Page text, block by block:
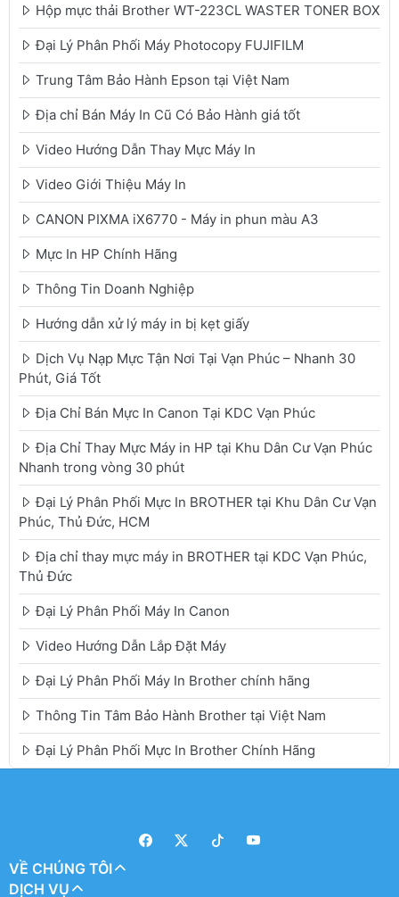
Hộp mực thải Brother WT-223CL WASTER TONER BOX
Đại Lý Phân Phối Máy Photocopy FUJIFILM
Trung Tâm Bảo Hành Epson tại Việt Nam
Địa chỉ Bán Máy In Cũ Có Bảo Hành giá tốt
Video Hướng Dẫn Thay Mực Máy In
Video Giới Thiệu Máy In
CANON PIXMA iX6770 - Máy in phun màu A3
Mực In HP Chính Hãng
Thông Tin Doanh Nghiệp
Hướng dẫn xử lý máy in bị kẹt giấy
Dịch Vụ Nạp Mực Tận Nơi Tại Vạn Phúc – Nhanh 30
Phút, Giá Tốt
Địa Chỉ Bán Mực In Canon Tại KDC Vạn Phúc
Địa Chỉ Thay Mực Máy in HP tại Khu Dân Cư Vạn Phúc
Nhanh trong vòng 30 phút
Đại Lý Phân Phối Mực In BROTHER tại Khu Dân Cư Vạn
Phúc, Thủ Đức, HCM
Địa chỉ thay mực máy in BROTHER tại KDC Vạn Phúc,
Thủ Đức
Đại Lý Phân Phối Máy In Canon
Video Hướng Dẫn Lắp Đặt Máy
Đại Lý Phân Phối Máy In Brother chính hãng
Thông Tin Tâm Bảo Hành Brother tại Việt Nam
Đại Lý Phân Phối Mực In Brother Chính Hãng
VỀ CHÚNG TÔI
DỊCH VỤ